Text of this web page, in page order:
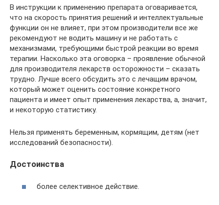
В инструкции к применению препарата оговаривается,
что на скорость принятия решений и интеллектуальные
функции он не влияет, при этом производители все же
рекомендуют не водить машину и не работать с
механизмами, требующими быстрой реакции во время
терапии. Насколько эта оговорка – проявление обычной
для производителя лекарств осторожности – сказать
трудно. Лучше всего обсудить это с лечащим врачом,
который может оценить состояние конкретного
пациента и имеет опыт применения лекарства, а, значит,
и некоторую статистику.
Нельзя применять беременным, кормящим, детям (нет
исследований безопасности).
Достоинства
более селективное действие.